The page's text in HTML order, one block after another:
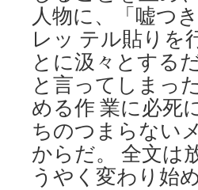
人物に、「嘘つ
レッ テル貼りを
とに汲々とする
と言ってしまっ
める作 業に必死
ちのつまらない
からだ。 全文は
うやく変わり始